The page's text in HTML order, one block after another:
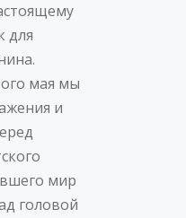
для
мая мы
и
мир
головой